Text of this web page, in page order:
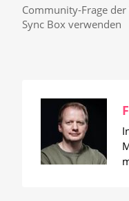
Community-Frage
Sync Box verwenden